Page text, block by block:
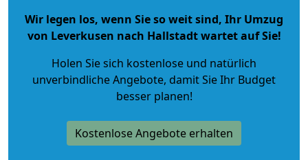
Wir legen los, wenn Sie so weit sind, Ihr Umzug
von Leverkusen nach Hallstadt wartet auf Sie!
Holen Sie sich kostenlose und natürlich
unverbindliche Angebote, damit Sie Ihr Budget
besser planen!
Kostenlose Angebote erhalten